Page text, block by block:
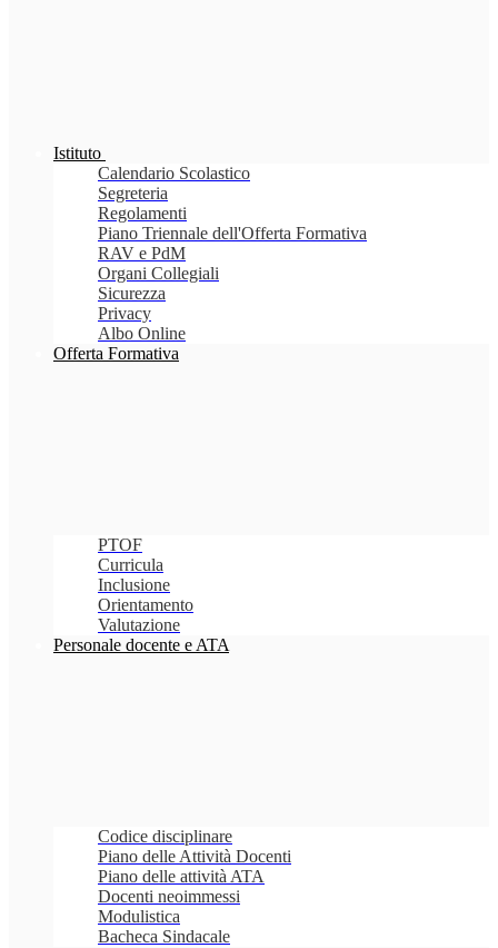
Istituto
Calendario Scolastico
Segreteria
Regolamenti
Piano Triennale dell'Offerta Formativa
RAV e PdM
Organi Collegiali
Sicurezza
Privacy
Albo Online
Offerta Formativa
PTOF
Curricula
Inclusione
Orientamento
Valutazione
Personale docente e ATA
Codice disciplinare
Piano delle Attività Docenti
Piano delle attività ATA
Docenti neoimmessi
Modulistica
Bacheca Sindacale